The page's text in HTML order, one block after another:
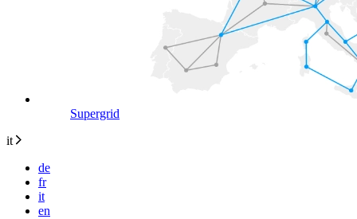
Supergrid
it
de
fr
it
en